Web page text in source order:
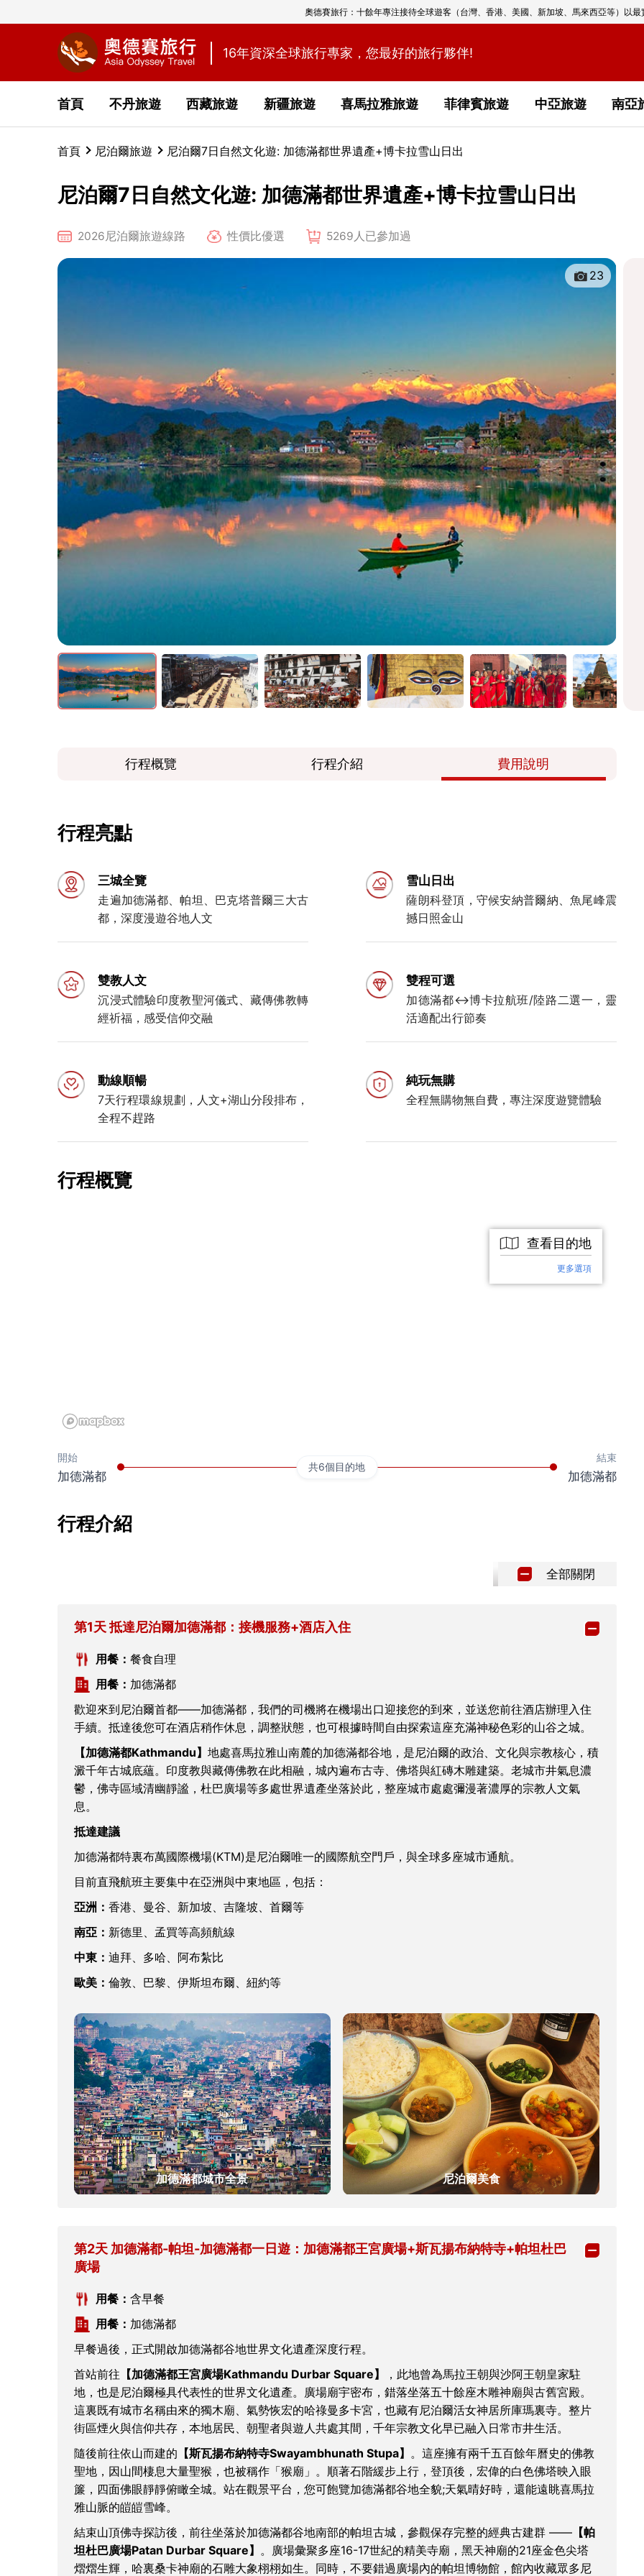
奧德賽旅行：十餘年專注接待全球遊客（台灣、香港、美國、新加坡、馬來西亞等）以
16年資深全球旅行專家，您最好的旅行夥伴!
首頁 不丹旅遊 西藏旅遊 新疆旅遊 喜馬拉雅旅遊 菲律賓旅遊 中亞旅遊 南亞
首頁 尼泊爾旅遊 尼泊爾7日自然文化遊: 加德滿都世界遺產+博卡拉雪山日出
尼泊爾7日自然文化遊: 加德滿都世界遺產+博卡拉雪山日出
2026尼泊爾旅遊線路 性價比優選 5269人已參加過
23
行程概覽 行程介紹 費用說明
行程亮點
三城全覽
走遍加德滿都、帕坦、巴克塔普爾三大古
都，深度漫遊谷地人文
雪山日出
薩朗科登頂，守候安納普爾納、魚尾峰震
撼日照金山
雙教人文
沉浸式體驗印度教聖河儀式、藏傳佛教轉
經祈福，感受信仰交融
雙程可選
加德滿都↔博卡拉航班/陸路二選一，靈
活適配出行節奏
動線順暢
7天行程環線規劃，人文+湖山分段排布，
全程不趕路
純玩無購
全程無購物無自費，專注深度遊覽體驗
行程概覽
查看目的地
更多選項
開始
加德滿都
共6個目的地
結束
加德滿都
行程介紹
全部關閉
第1天 抵達尼泊爾加德滿都：接機服務+酒店入住
用餐： 餐食自理
用餐： 加德滿都
歡迎來到尼泊爾首都——加德滿都，我們的司機將在機場出口迎接您的到來，並送您前往酒店辦理入住
手續。抵達後您可在酒店稍作休息，調整狀態，也可根據時間自由探索這座充滿神秘色彩的山谷之城。
【加德滿都Kathmandu】 地處喜馬拉雅山南麓的加德滿都谷地，是尼泊爾的政治、文化與宗教核心，積
澱千年古城底蘊。印度教與藏傳佛教在此相融，城內遍布古寺、佛塔與紅磚木雕建築。老城市井氣息濃
鬱，佛寺區域清幽靜謐，杜巴廣場等多處世界遺產坐落於此，整座城市處處彌漫著濃厚的宗教人文氣
息。
抵達建議
加德滿都特裏布萬國際機場(KTM)是尼泊爾唯一的國際航空門戶，與全球多座城市通航。
目前直飛航班主要集中在亞洲與中東地區，包括：
亞洲： 香港、曼谷、新加坡、吉隆坡、首爾等
南亞： 新德里、孟買等高頻航線
中東： 迪拜、多哈、阿布紮比
歐美： 倫敦、巴黎、伊斯坦布爾、紐約等
加德滿都城市全景 尼泊爾美食
第2天 加德滿都-帕坦-加德滿都一日遊：加德滿都王宮廣場+斯瓦揚布納特寺+帕坦杜巴
廣場
用餐： 含早餐
用餐： 加德滿都
早餐過後，正式開啟加德滿都谷地世界文化遺產深度行程。
首站前往 【加德滿都王宮廣場Kathmandu Durbar Square】
，此地曾為馬拉王朝與沙阿王朝皇家駐
地，也是尼泊爾極具代表性的世界文化遺產。廣場廟宇密布，錯落坐落五十餘座木雕神廟與古舊宮殿。
這裏既有城市名稱由來的獨木廟、氣勢恢宏的哈祿曼多卡宮，也藏有尼泊爾活女神居所庫瑪裏寺。整片
街區煙火與信仰共存，本地居民、朝聖者與遊人共處其間，千年宗教文化早已融入日常市井生活。
隨後前往依山而建的 【斯瓦揚布納特寺Swayambhunath Stupa】 。這座擁有兩千五百餘年曆史的佛教
聖地，因山間棲息大量聖猴，也被稱作「猴廟」。順著石階緩步上行，登頂後，宏偉的白色佛塔映入眼
簾，四面佛眼靜靜俯瞰全城。站在觀景平台，您可飽覽加德滿都谷地全貌;天氣晴好時，還能遠眺喜馬拉
雅山脈的皚皚雪峰。
結束山頂佛寺探訪後，前往坐落於加德滿都谷地南部的帕坦古城，參觀保存完整的經典古建群 —— 【帕
坦杜巴廣場Patan Durbar Square】 。廣場彙聚多座16-17世紀的精美寺廟，黑天神廟的21座金色尖塔
熠熠生輝，哈裏桑卡神廟的石雕大象栩栩如生。同時，不要錯過廣場內的帕坦博物館，館內收藏眾多尼